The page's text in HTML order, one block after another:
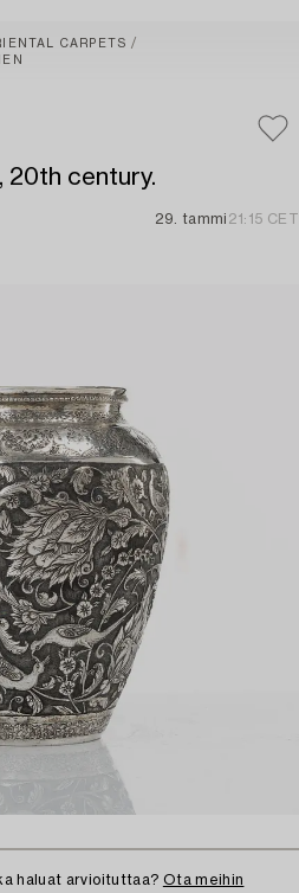
CARPETS
20th century.
29. tammi 21:15 CET
haluat arvioituttaa? Ota meihin